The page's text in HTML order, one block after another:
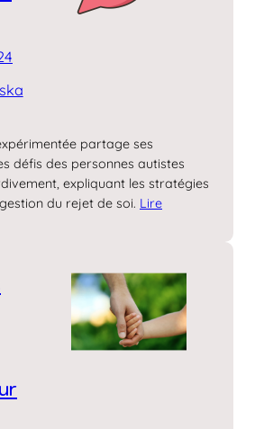
partage ses
défis des personnes autistes
expliquant les stratégies
du rejet de soi. Lire